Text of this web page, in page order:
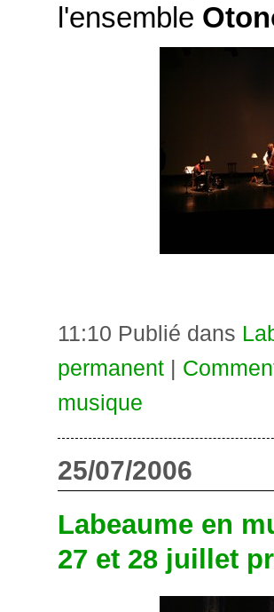
l'ensemble
11:10 Publié dans
permanent |
musique
25/07/2006
Labeaume en
27 et 28 juillet